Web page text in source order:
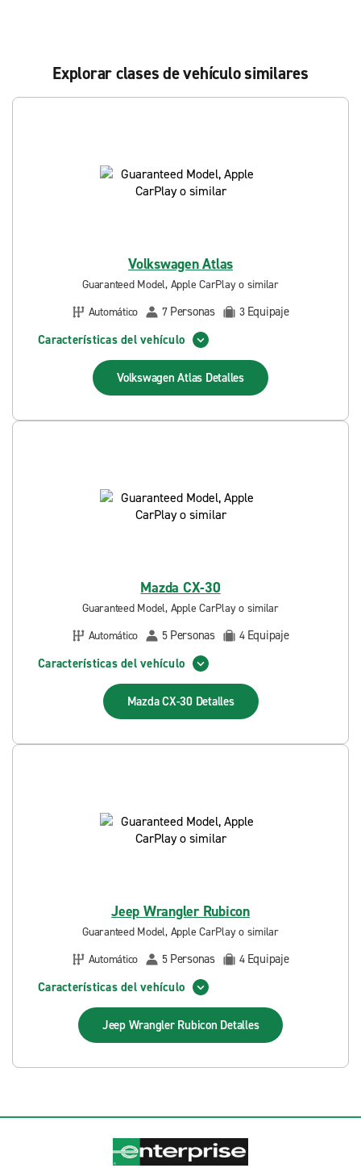
Explorar clases de vehículo similares
Volkswagen Atlas
Guaranteed Model, Apple CarPlay o similar
Automático
7 Personas 3 Equipaje
Características del vehículo
Volkswagen Atlas Detalles
Mazda CX-30
Guaranteed Model, Apple CarPlay o similar
Automático
5 Personas 4 Equipaje
Características del vehículo
Mazda CX-30 Detalles
Jeep Wrangler Rubicon
Guaranteed Model, Apple CarPlay o similar
Automático
5 Personas 4 Equipaje
Características del vehículo
Jeep Wrangler Rubicon Detalles